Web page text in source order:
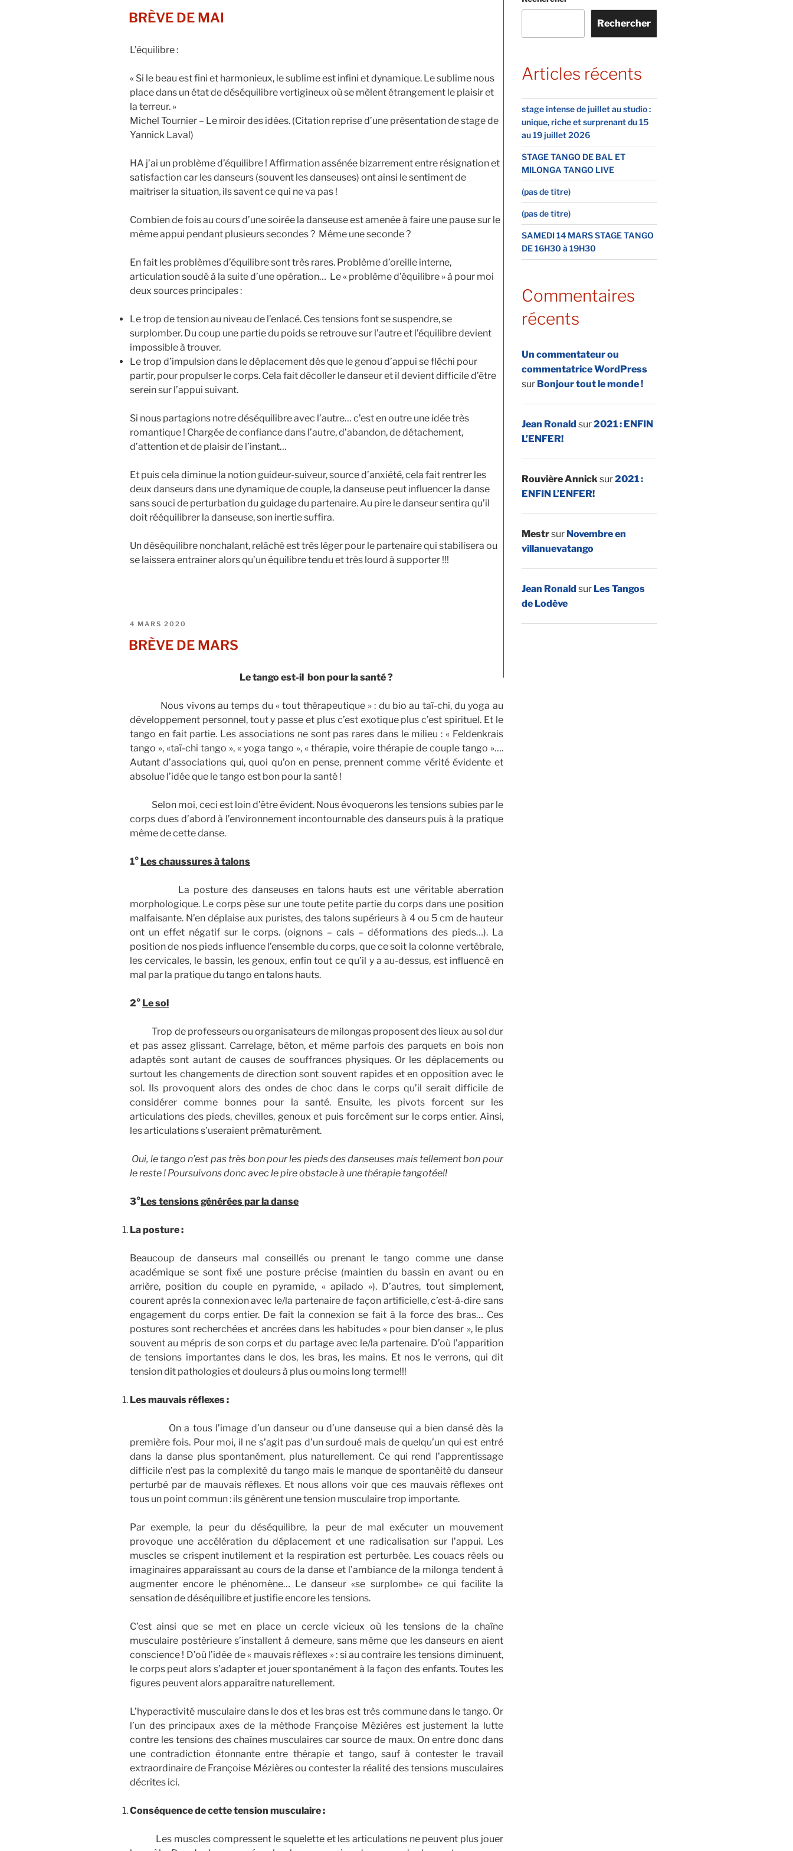
BRÈVE DE MAI
L’équilibre :
« Si le beau est fini et harmonieux, le sublime est infini et dynamique. Le sublime nous
place dans un état de déséquilibre vertigineux où se mèlent étrangement le plaisir et
la terreur. »
Michel Tournier – Le miroir des idées. (Citation reprise d’une présentation de stage de
Yannick Laval)
HA j’ai un problème d’équilibre ! Affirmation assénée bizarrement entre résignation et
satisfaction car les danseurs (souvent les danseuses) ont ainsi le sentiment de
maitriser la situation, ils savent ce qui ne va pas !
Combien de fois au cours d’une soirée la danseuse est amenée à faire une pause sur le
même appui pendant plusieurs secondes ? Même une seconde ?
En fait les problèmes d’équilibre sont très rares. Problème d’oreille interne,
articulation soudé à la suite d’une opération… Le « problème d’équilibre » à pour moi
deux sources principales :
Le trop de tension au niveau de l’enlacé. Ces tensions font se suspendre, se
surplomber. Du coup une partie du poids se retrouve sur l’autre et l’équilibre devient
impossible à trouver.
Le trop d’impulsion dans le déplacement dés que le genou d’appui se fléchi pour
partir, pour propulser le corps. Cela fait décoller le danseur et il devient difficile d’être
serein sur l’appui suivant.
Si nous partagions notre déséquilibre avec l’autre… c’est en outre une idée très
romantique ! Chargée de confiance dans l’autre, d’abandon, de détachement,
d’attention et de plaisir de l’instant…
Et puis cela diminue la notion guideur-suiveur, source d’anxiété, cela fait rentrer les
deux danseurs dans une dynamique de couple, la danseuse peut influencer la danse
sans souci de perturbation du guidage du partenaire. Au pire le danseur sentira qu’il
doit rééquilibrer la danseuse, son inertie suffira.
Un déséquilibre nonchalant, relâché est très léger pour le partenaire qui stabilisera ou
se laissera entrainer alors qu’un équilibre tendu et très lourd à supporter !!!
PUBLIÉ
4 MARS 2020
BRÈVE DE MARS
Le tango est-il bon pour la santé ?
Nous vivons au temps du « tout thérapeutique » : du bio au taï-chi, du yoga au
développement personnel, tout y passe et plus c’est exotique plus c’est spirituel. Et le
tango en fait partie. Les associations ne sont pas rares dans le milieu : « Feldenkrais
tango », «taï-chi tango », « yoga tango », « thérapie, voire thérapie de couple tango »….
Autant d’associations qui, quoi qu’on en pense, prennent comme vérité évidente et
absolue l’idée que le tango est bon pour la santé !
Selon moi, ceci est loin d’être évident. Nous évoquerons les tensions subies par le
corps dues d’abord à l’environnement incontournable des danseurs puis à la pratique
même de cette danse.
1° Les chaussures à talons
La posture des danseuses en talons hauts est une véritable aberration
morphologique. Le corps pèse sur une toute petite partie du corps dans une position
malfaisante. N’en déplaise aux puristes, des talons supérieurs à 4 ou 5 cm de hauteur
ont un effet négatif sur le corps. (oignons – cals – déformations des pieds…). La
position de nos pieds influence l’ensemble du corps, que ce soit la colonne vertébrale,
les cervicales, le bassin, les genoux, enfin tout ce qu’il y a au-dessus, est influencé en
mal par la pratique du tango en talons hauts.
2° Le sol
Trop de professeurs ou organisateurs de milongas proposent des lieux au sol dur
et pas assez glissant. Carrelage, béton, et même parfois des parquets en bois non
adaptés sont autant de causes de souffrances physiques. Or les déplacements ou
surtout les changements de direction sont souvent rapides et en opposition avec le
sol. Ils provoquent alors des ondes de choc dans le corps qu’il serait difficile de
considérer comme bonnes pour la santé. Ensuite, les pivots forcent sur les
articulations des pieds, chevilles, genoux et puis forcément sur le corps entier. Ainsi,
les articulations s’useraient prématurément.
Oui, le tango n’est pas très bon pour les pieds des danseuses mais tellement bon pour
le reste ! Poursuivons donc avec le pire obstacle à une thérapie tangotée!!
3°Les tensions générées par la danse
La posture :
Beaucoup de danseurs mal conseillés ou prenant le tango comme une danse
académique se sont fixé une posture précise (maintien du bassin en avant ou en
arrière, position du couple en pyramide, « apilado »). D’autres, tout simplement,
courent après la connexion avec le/la partenaire de façon artificielle, c’est-à-dire sans
engagement du corps entier. De fait la connexion se fait à la force des bras… Ces
postures sont recherchées et ancrées dans les habitudes « pour bien danser », le plus
souvent au mépris de son corps et du partage avec le/la partenaire. D’où l’apparition
de tensions importantes dans le dos, les bras, les mains. Et nos le verrons, qui dit
tension dit pathologies et douleurs à plus ou moins long terme!!!
Les mauvais réflexes :
On a tous l’image d’un danseur ou d’une danseuse qui a bien dansé dès la
première fois. Pour moi, il ne s’agit pas d’un surdoué mais de quelqu’un qui est entré
dans la danse plus spontanément, plus naturellement. Ce qui rend l’apprentissage
difficile n’est pas la complexité du tango mais le manque de spontanéité du danseur
perturbé par de mauvais réflexes. Et nous allons voir que ces mauvais réflexes ont
tous un point commun : ils génèrent une tension musculaire trop importante.
Par exemple, la peur du déséquilibre, la peur de mal exécuter un mouvement
provoque une accélération du déplacement et une radicalisation sur l’appui. Les
muscles se crispent inutilement et la respiration est perturbée. Les couacs réels ou
imaginaires apparaissant au cours de la danse et l’ambiance de la milonga tendent à
augmenter encore le phénomène… Le danseur «se surplombe» ce qui facilite la
sensation de déséquilibre et justifie encore les tensions.
C’est ainsi que se met en place un cercle vicieux où les tensions de la chaîne
musculaire postérieure s’installent à demeure, sans même que les danseurs en aient
conscience ! D’où l’idée de « mauvais réflexes » : si au contraire les tensions diminuent,
le corps peut alors s’adapter et jouer spontanément à la façon des enfants. Toutes les
figures peuvent alors apparaître naturellement.
L’hyperactivité musculaire dans le dos et les bras est très commune dans le tango. Or
l’un des principaux axes de la méthode Françoise Mézières est justement la lutte
contre les tensions des chaînes musculaires car source de maux. On entre donc dans
une contradiction étonnante entre thérapie et tango, sauf à contester le travail
extraordinaire de Françoise Mézières ou contester la réalité des tensions musculaires
décrites ici.
Conséquence de cette tension musculaire :
Les muscles compressent le squelette et les articulations ne peuvent plus jouer
Rechercher
Articles récents
stage intense de juillet au studio :
unique, riche et surprenant du 15
au 19 juillet 2026
STAGE TANGO DE BAL ET
MILONGA TANGO LIVE
(pas de titre)
(pas de titre)
SAMEDI 14 MARS STAGE TANGO
DE 16H30 à 19H30
Commentaires
récents
Un commentateur ou
commentatrice WordPress
sur Bonjour tout le monde !
Jean Ronald sur2021 : ENFIN
L’ENFER!
Rouvière Annicksur2021 :
ENFIN L’ENFER!
Mestrsur Novembre en
villanuevatango
Jean Ronald sur Les Tangos
de Lodève